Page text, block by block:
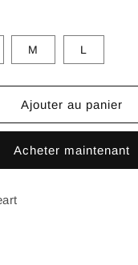
M L
Ajouter au panier
Acheter maintenant